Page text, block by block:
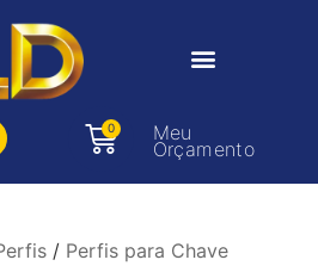
0 Meu
Orçamento
/ Perfis para Chave